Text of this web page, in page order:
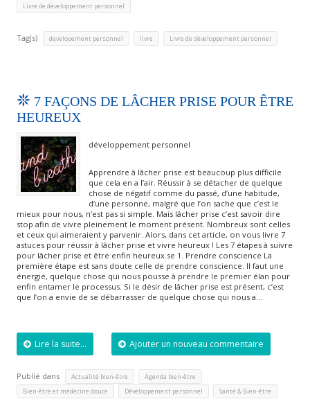
Livre de développement personnel
Tag(s) developement personnel livre Livre de développement personnel
7 FAÇONS DE LÂCHER PRISE POUR ÊTRE
HEUREUX
développement personnel
Apprendre à lâcher prise est beaucoup plus difficile
que cela en a l’air. Réussir à se détacher de quelque
chose de négatif comme du passé, d’une habitude,
d’une personne, malgré que l’on sache que c’est le
mieux pour nous, n’est pas si simple. Mais lâcher prise c’est savoir dire
stop afin de vivre pleinement le moment présent. Nombreux sont celles
et ceux qui aimeraient y parvenir. Alors, dans cet article, on vous livre 7
astuces pour réussir à lâcher prise et vivre heureux ! Les 7 étapes à suivre
pour lâcher prise et être enfin heureux.se 1. Prendre conscience La
première étape est sans doute celle de prendre conscience. Il faut une
énergie, quelque chose qui nous pousse à prendre le premier élan pour
enfin entamer le processus. Si le désir de lâcher prise est présent, c’est
que l’on a envie de se débarrasser de quelque chose qui nous a…
Lire la suite... Ajouter un nouveau commentaire
Publié dans Actualité bien-être Agenda bien-être
Bien-être et médecine douce Développement personnel Santé & Bien-être